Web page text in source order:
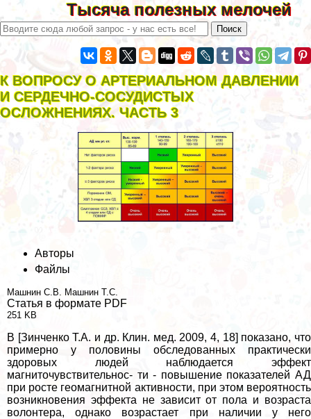
Тысяча полезных мелочей
К ВОПРОСУ О АРТЕРИАЛЬНОМ ДАВЛЕНИИ
И СЕРДЕЧНО-СОСУДИСТЫХ
ОСЛОЖНЕНИЯХ. ЧАСТЬ 3
Авторы
Файлы
Машнин С.В. Машнин Т.С.
Статья в формате PDF
251 KB
В [Зинченко Т.А. и др. Клин. мед. 2009, 4, 18] показано, что
примерно у половины обследованных пpaктически
здоровых людей наблюдается эффект
магниточувствительнос- ти - повышение показателей АД
при росте геомагнитной активности, при этом вероятность
возникновения эффекта не зависит от пола и возраста
волонтера, однако возрастает при наличии у него